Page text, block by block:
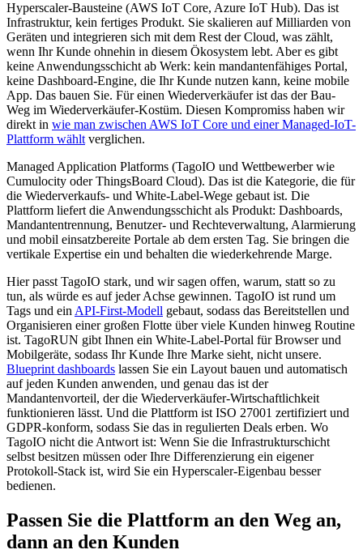
Hyperscaler-Bausteine (AWS IoT Core, Azure IoT Hub). Das ist
Infrastruktur, kein fertiges Produkt. Sie skalieren auf Milliarden von
Geräten und integrieren sich mit dem Rest der Cloud, was zählt,
wenn Ihr Kunde ohnehin in diesem Ökosystem lebt. Aber es gibt
keine Anwendungsschicht ab Werk: kein mandantenfähiges Portal,
keine Dashboard-Engine, die Ihr Kunde nutzen kann, keine mobile
App. Das bauen Sie. Für einen Wiederverkäufer ist das der Bau-
Weg im Wiederverkäufer-Kostüm. Diesen Kompromiss haben wir
direkt in wie man zwischen AWS IoT Core und einer Managed-IoT-
Plattform wählt verglichen.
Managed Application Platforms (TagoIO und Wettbewerber wie
Cumulocity oder ThingsBoard Cloud). Das ist die Kategorie, die für
die Wiederverkaufs- und White-Label-Wege gebaut ist. Die
Plattform liefert die Anwendungsschicht als Produkt: Dashboards,
Mandantentrennung, Benutzer- und Rechteverwaltung, Alarmierung
und mobil einsatzbereite Portale ab dem ersten Tag. Sie bringen die
vertikale Expertise ein und behalten die wiederkehrende Marge.
Hier passt TagoIO stark, und wir sagen offen, warum, statt so zu
tun, als würde es auf jeder Achse gewinnen. TagoIO ist rund um
Tags und ein API-First-Modell gebaut, sodass das Bereitstellen und
Organisieren einer großen Flotte über viele Kunden hinweg Routine
ist. TagoRUN gibt Ihnen ein White-Label-Portal für Browser und
Mobilgeräte, sodass Ihr Kunde Ihre Marke sieht, nicht unsere.
Blueprint dashboards lassen Sie ein Layout bauen und automatisch
auf jeden Kunden anwenden, und genau das ist der
Mandantenvorteil, der die Wiederverkäufer-Wirtschaftlichkeit
funktionieren lässt. Und die Plattform ist ISO 27001 zertifiziert und
GDPR-konform, sodass Sie das in regulierten Deals erben. Wo
TagoIO nicht die Antwort ist: Wenn Sie die Infrastrukturschicht
selbst besitzen müssen oder Ihre Differenzierung ein eigener
Protokoll-Stack ist, wird Sie ein Hyperscaler-Eigenbau besser
bedienen.
Passen Sie die Plattform an den Weg an,
dann an den Kunden